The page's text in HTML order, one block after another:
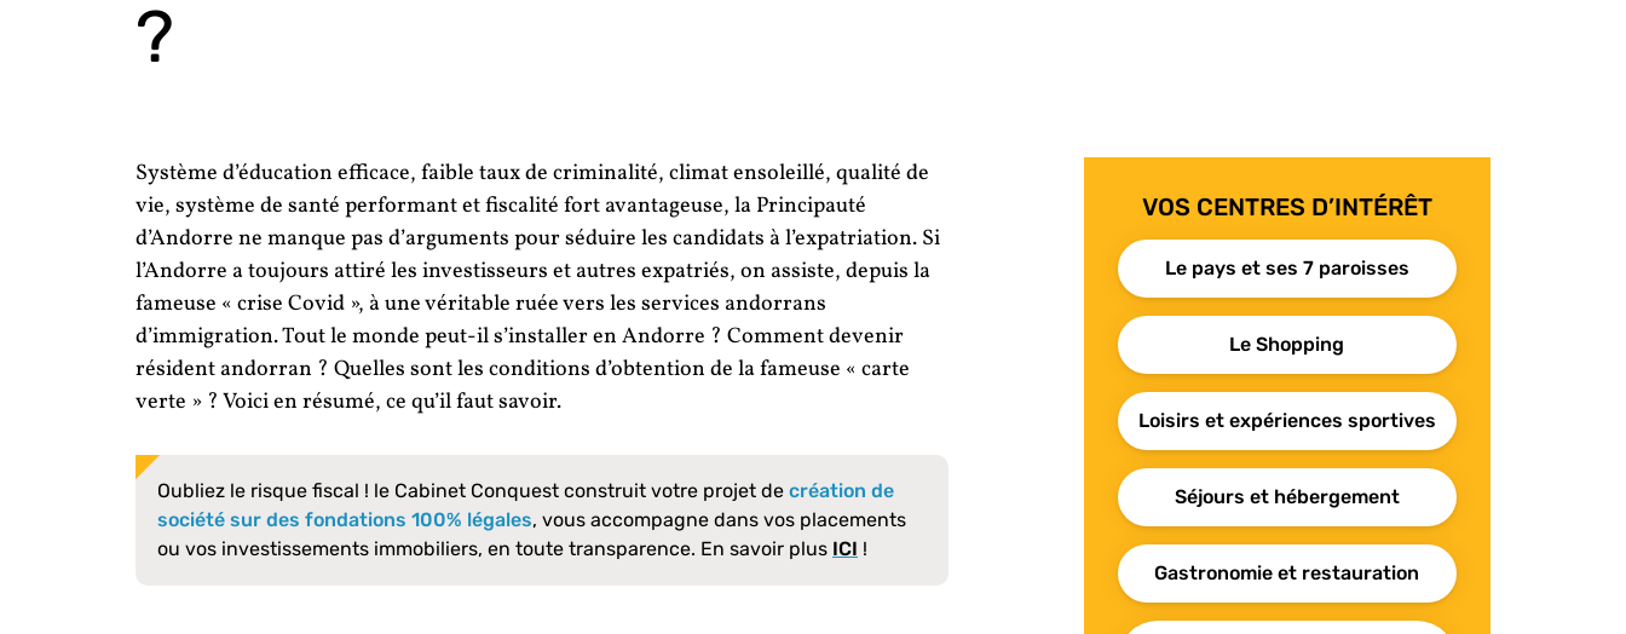
?
Système d’éducation efficace, faible taux de criminalité, climat ensoleillé, qualité de
vie, système de santé performant et fiscalité fort avantageuse, la Principauté
d’Andorre ne manque pas d’arguments pour séduire les candidats à l’expatriation. Si
l’Andorre a toujours attiré les investisseurs et autres expatriés, on assiste, depuis la
fameuse « crise Covid », à une véritable ruée vers les services andorrans
d’immigration. Tout le monde peut-il s’installer en Andorre ? Comment devenir
résident andorran ? Quelles sont les conditions d’obtention de la fameuse « carte
verte » ? Voici en résumé, ce qu’il faut savoir.
Oubliez le risque fiscal ! le Cabinet Conquest construit votre projet de création de
société sur des fondations 100% légales, vous accompagne dans vos placements
ou vos investissements immobiliers, en toute transparence. En savoir plus ICI !
VOS CENTRES D’INTÉRÊT
Le pays et ses 7 paroisses
Le Shopping
Loisirs et expériences sportives
Séjours et hébergement
Gastronomie et restauration